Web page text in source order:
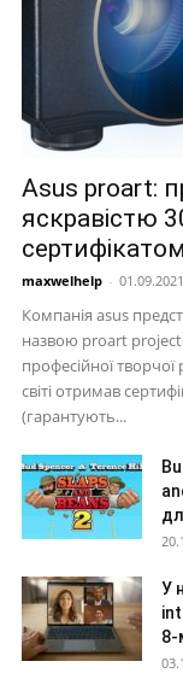
Asus proart:
яскравістю
maxwelhelp - 01.09.2021
Компанія asus
назвою proart
професійної
світі отримав
(гарантують...
У
8-